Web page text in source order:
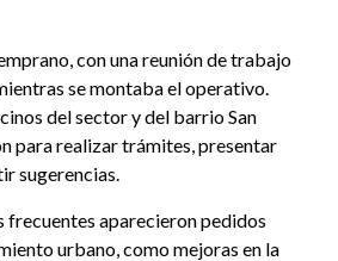
con una reunión de trabajo
se montaba el operativo.
del sector y del barrio San
para realizar trámites, presentar
sugerencias.
frecuentes aparecieron pedidos
urbano, como mejoras en la